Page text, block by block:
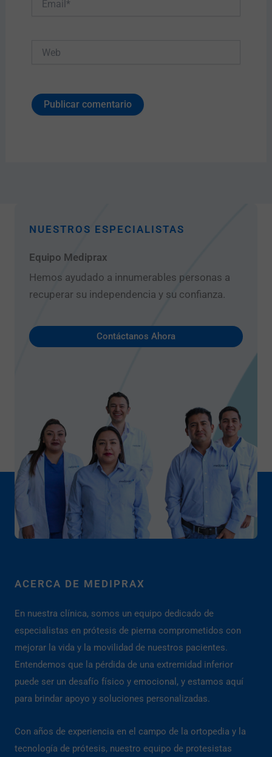
NUESTROS ESPECIALISTAS
Equipo Mediprax
Hemos ayudado a innumerables personas a
recuperar su independencia y su confianza.
Contáctanos Ahora
ACERCA DE MEDIPRAX
En nuestra clínica, somos un equipo dedicado de
especialistas en prótesis de pierna comprometidos con
mejorar la vida y la movilidad de nuestros pacientes.
Entendemos que la pérdida de una extremidad inferior
puede ser un desafío físico y emocional, y estamos aquí
para brindar apoyo y soluciones personalizadas.
Con años de experiencia en el campo de la ortopedia y la
tecnología de prótesis, nuestro equipo de protesistas